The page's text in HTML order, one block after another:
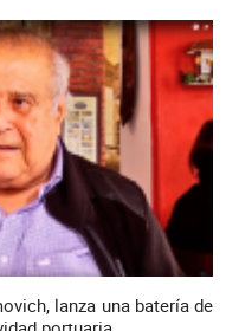
lanza una batería de